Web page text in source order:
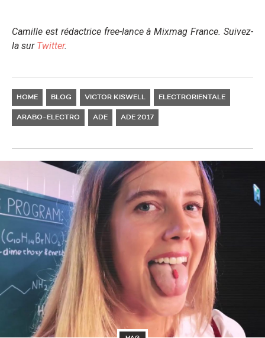
Camille est rédactrice free-lance à Mixmag France. Suivez-
la sur Twitter.
HOME BLOG VICTOR KISWELL ELECTRORIENTALE
ARABO-ELECTRO ADE ADE 2017